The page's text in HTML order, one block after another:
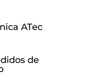
ATec
de